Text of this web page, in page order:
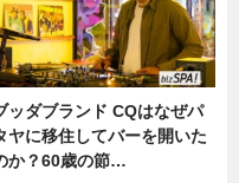
ッダブランド CQはなぜパ
ヤに移住してバーを開いた
か？60歳の節…